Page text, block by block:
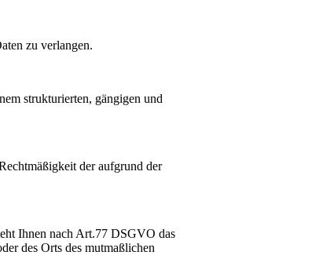
zu verlangen.
strukturierten, gängigen und
der aufgrund der
Ihnen nach Art.77 DSGVO das
des Orts des mutmaßlichen